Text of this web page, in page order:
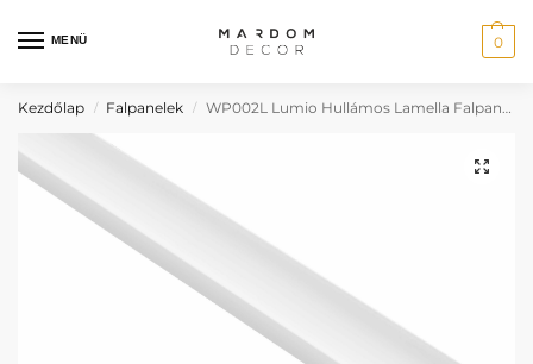
MENÜ 0
Kezdőlap / Falpanelek / WP002L Lumio Hullámos Lamella Falpanel, bal oldali záróprofil